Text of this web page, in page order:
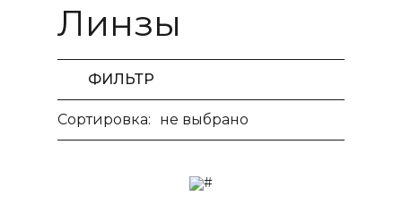
Линзы
ФИЛЬТР
Сортировка: не выбрано